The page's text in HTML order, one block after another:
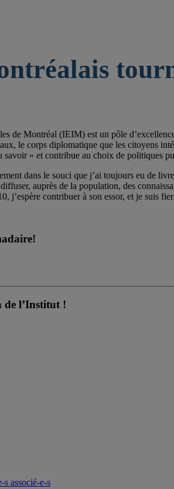
de Montréal (IEIM) est un pôle
le corps diplomatique que les citoyens
» et contribue au choix de politiques
dans le souci que j’ai toujours eu de
auprès de la population, des
j’espère contribuer à son essor, et je suis
de l’Institut !
s associé-e-s